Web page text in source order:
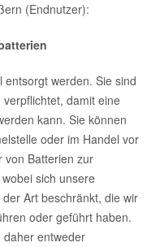
(Endnutzer):
werden. Sie sind
damit eine
kann. Sie können
oder im Handel vor
von Batterien zur
sich unsere
Art beschränkt, die wir
oder geführt haben.
daher entweder